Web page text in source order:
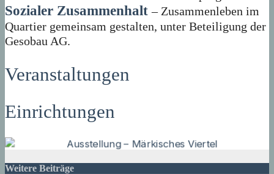
Sozialer Zusammenhalt – Zusammenleben im
Quartier gemeinsam gestalten, unter Beteiligung der
Gesobau AG.
Veranstaltungen
Einrichtungen
Weitere Beiträge